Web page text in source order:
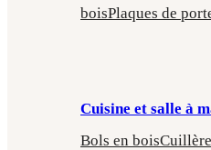
boisPlaques de
Cuisine et salle à
Bols en bois